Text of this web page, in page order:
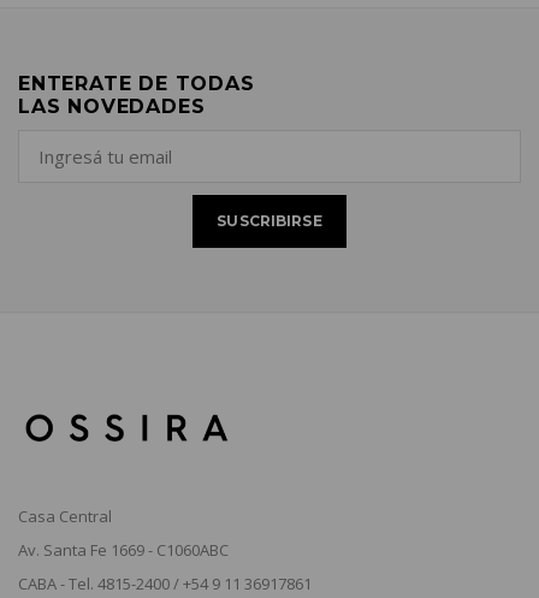
ENTERATE DE TODAS
LAS NOVEDADES
Casa Central
Av. Santa Fe 1669 - C1060ABC
CABA - Tel. 4815-2400 / +54 9 11 36917861